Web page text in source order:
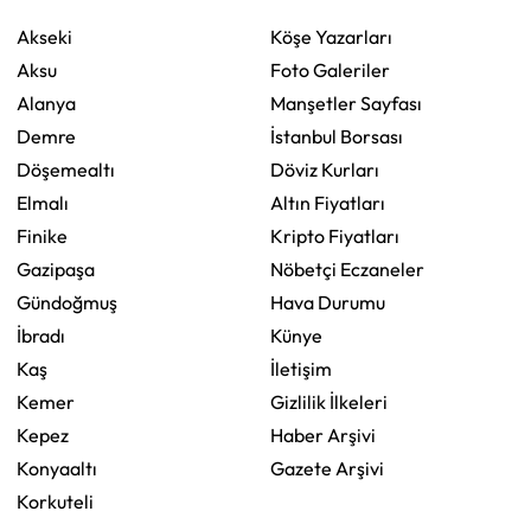
Akseki
Aksu
Alanya
Demre
Döşemealtı
Elmalı
Finike
Gazipaşa
Gündoğmuş
İbradı
Kaş
Kemer
Kepez
Konyaaltı
Korkuteli
Köşe Yazarları
Foto Galeriler
Manşetler Sayfası
İstanbul Borsası
Döviz Kurları
Altın Fiyatları
Kripto Fiyatları
Nöbetçi Eczaneler
Hava Durumu
Künye
İletişim
Gizlilik İlkeleri
Haber Arşivi
Gazete Arşivi